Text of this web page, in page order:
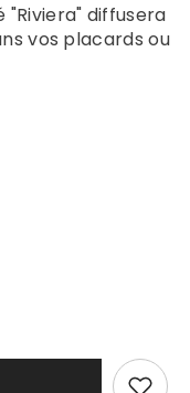
"Riviera" diffusera
vos placards ou